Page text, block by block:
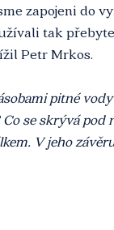
zapojeni do
tak
Petr Mrkos.
pitné
se skrývá
V jeho